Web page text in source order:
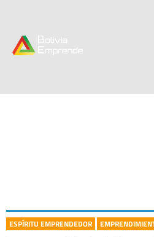
ESPÍRITU EMPRENDEDOR